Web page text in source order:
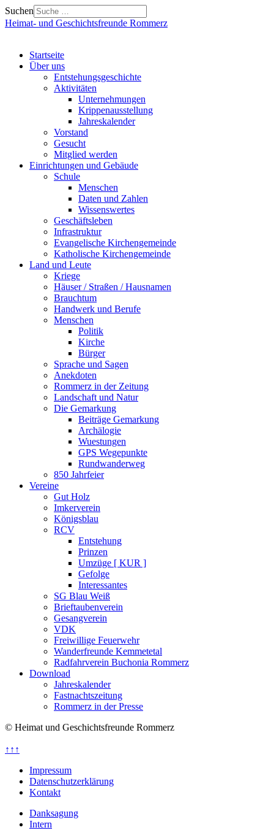
Suchen
Heimat- und Geschichtsfreunde Rommerz
Startseite
Über uns
Entstehungsgeschichte
Aktivitäten
Unternehmungen
Krippenausstellung
Jahreskalender
Vorstand
Gesucht
Mitglied werden
Einrichtungen und Gebäude
Schule
Menschen
Daten und Zahlen
Wissenswertes
Geschäftsleben
Infrastruktur
Evangelische Kirchengemeinde
Katholische Kirchengemeinde
Land und Leute
Kriege
Häuser / Straßen / Hausnamen
Brauchtum
Handwerk und Berufe
Menschen
Politik
Kirche
Bürger
Sprache und Sagen
Anekdoten
Rommerz in der Zeitung
Landschaft und Natur
Die Gemarkung
Beiträge Gemarkung
Archälogie
Wuestungen
GPS Wegepunkte
Rundwanderweg
850 Jahrfeier
Vereine
Gut Holz
Imkerverein
Königsblau
RCV
Entstehung
Prinzen
Umzüge [ KUR ]
Gefolge
Interessantes
SG Blau Weiß
Brieftaubenverein
Gesangverein
VDK
Freiwillige Feuerwehr
Wanderfreunde Kemmetetal
Radfahrverein Buchonia Rommerz
Download
Jahreskalender
Fastnachtszeitung
Rommerz in der Presse
© Heimat und Geschichtsfreunde Rommerz
↑↑↑
Impressum
Datenschutzerklärung
Kontakt
Danksagung
Intern